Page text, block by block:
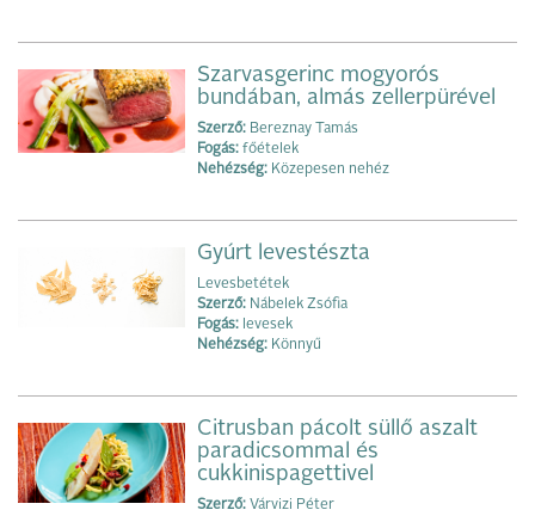
Szarvasgerinc mogyorós
bundában, almás zellerpürével
Szerző: Bereznay Tamás
Fogás: főételek
Nehézség: Közepesen nehéz
Gyúrt levestészta
Levesbetétek
Szerző: Nábelek Zsófia
Fogás: levesek
Nehézség: Könnyű
Citrusban pácolt süllő aszalt
paradicsommal és
cukkinispagettivel
Szerző: Várvizi Péter